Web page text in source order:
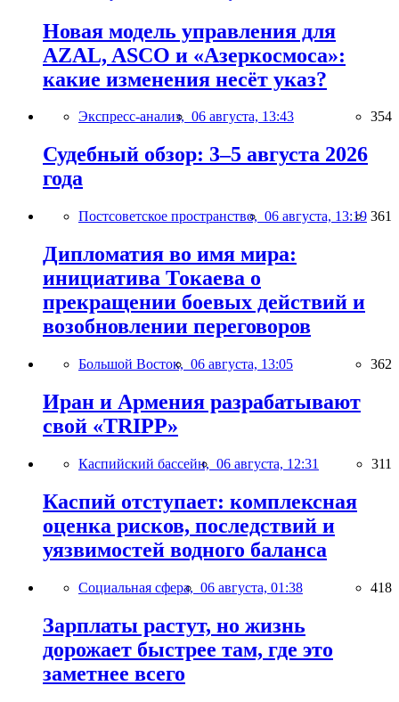
Новая модель управления для
AZAL, ASCO и «Азеркосмоса»:
какие изменения несёт указ?
Экспресс-анализ, 06 августа, 13:43 354
Судебный обзор: 3–5 августа 2026
года
Постсоветское пространство, 06 августа, 13:19 361
Дипломатия во имя мира:
инициатива Токаева о
прекращении боевых действий и
возобновлении переговоров
Большой Восток, 06 августа, 13:05 362
Иран и Армения разрабатывают
свой «TRIPP»
Каспийский бассейн, 06 августа, 12:31 311
Каспий отступает: комплексная
оценка рисков, последствий и
уязвимостей водного баланса
Социальная сфера, 06 августа, 01:38 418
Зарплаты растут, но жизнь
дорожает быстрее там, где это
заметнее всего